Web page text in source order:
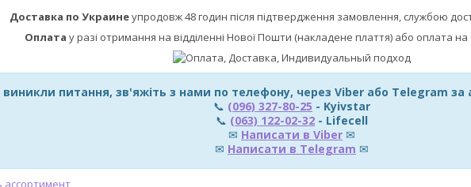
Доставка по Украинеупродовж 48 годин після підтвердження замовлення, службою
Оплата у разі отримання на відділенні Нової Пошти (накладене плаття) або оплата на
питання, зв'яжіть з нами по телефону, через Viber або Telegram
📞 (096) 327-80-25 - Kyivstar
📞 (063) 122-02-32 - Lifecell
✉ Написати в Viber ✉
✉ Написати в Telegram ✉